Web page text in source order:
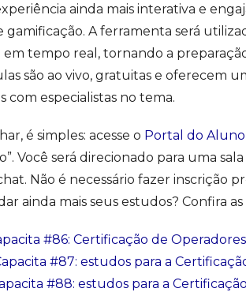
ainda mais interativa e
gamificação. A ferramenta será
tempo real, tornando a
são ao vivo, gratuitas e oferecem
com especialistas no tema.
é simples: acesse o Portal do Aluno
Você será direcionado para uma
Não é necessário fazer inscrição
ainda mais seus estudos? Confira
#86: Certificação de
#87: estudos para a
#88: estudos para a